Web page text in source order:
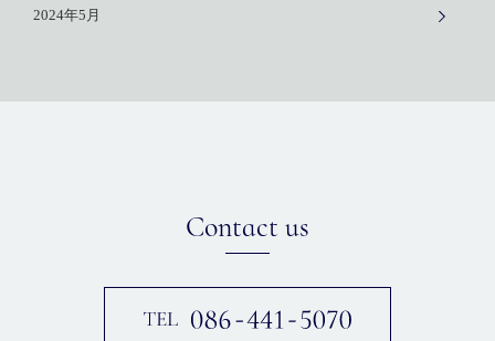
2024年5月
Contact us